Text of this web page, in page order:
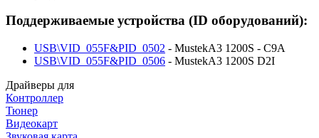
Поддерживаемые устройства (ID оборудований):
USB\VID_055F&PID_0502 - MustekA3 1200S - C9A
USB\VID_055F&PID_0506 - MustekA3 1200S D2I
Драйверы для
Контроллер
Тюнер
Видеокарт